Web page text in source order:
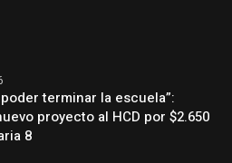
terminar la escuela”:
proyecto al HCD por $2.650
8